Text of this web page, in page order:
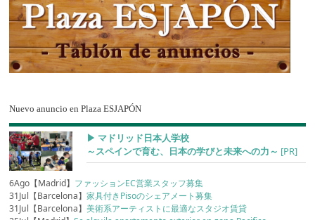
Nuevo anuncio en Plaza ESJAPÓN
▶︎ マドリッド日本人学校
～スペインで育む、日本の学びと未来への力～ [PR]
6Ago【Madrid】 ファッションEC営業スタッフ募集
31Jul【Barcelona】家具付きPisoのシェアメート募集
31Jul【Barcelona】美術系アーティストに最適なスタジオ賃貸